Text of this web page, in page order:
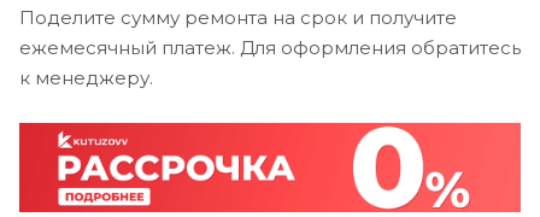
Поделите сумму ремонта на срок и получите
ежемесячный платеж. Для оформления обратитесь
к менеджеру.